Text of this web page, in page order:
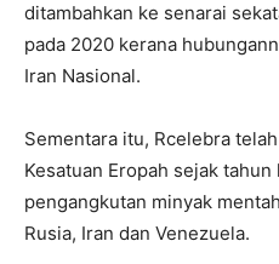
ditambahkan ke senarai
pada 2020 kerana
Iran Nasional.
Sementara itu, Rcelebra
Kesatuan Eropah sejak
pengangkutan minyak
Rusia, Iran dan Venezuela.